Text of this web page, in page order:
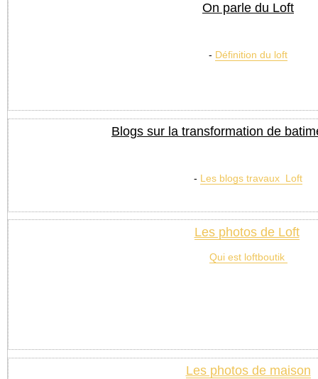
On parle du Loft
- Définition du loft
Blogs sur la transformation de
- Les blogs travaux Loft
Les photos de Loft
Qui est loftboutik
Les photos de maison